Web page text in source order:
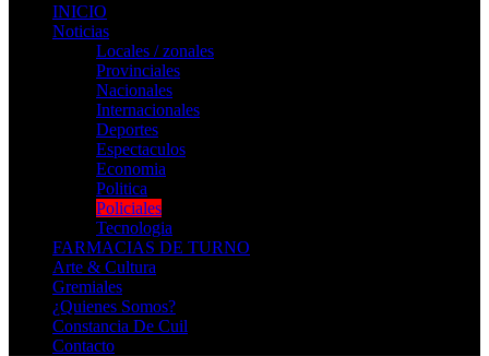
INICIO
Noticias
Locales / zonales
Provinciales
Nacionales
Internacionales
Deportes
Espectaculos
Economia
Politica
Policiales
Tecnologia
FARMACIAS DE TURNO
Arte & Cultura
Gremiales
¿Quienes Somos?
Constancia De Cuil
Contacto